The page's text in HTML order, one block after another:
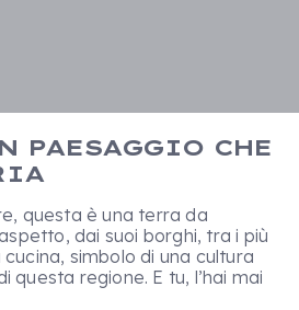
PAESAGGIO CHE
questa è una terra da
dai suoi borghi, tra i più
cucina, simbolo di una cultura
questa regione. E tu, l’hai mai